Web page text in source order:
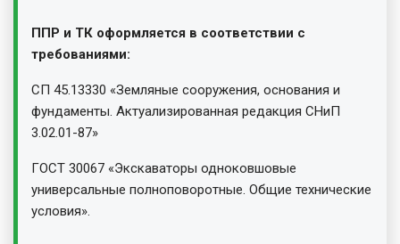
ППР и ТК оформляется в соответствии с
требованиями:
СП 45.13330 «Земляные сооружения, основания и
фундаменты. Актуализированная редакция СНиП
3.02.01-87»
ГОСТ 30067 «Экскаваторы одноковшовые
универсальные полноповоротные. Общие технические
условия».